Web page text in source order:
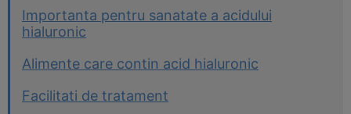
Importanta pentru sanatate a acidului
hialuronic
Alimente care contin acid hialuronic
Facilitati de tratament